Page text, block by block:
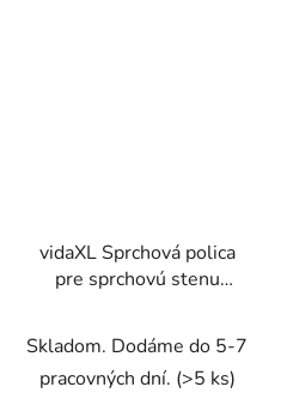
vidaXL Sprchová polica
pre sprchovú stenu
Skladom. Dodáme do 5-7
pracovných dní. (>5 ks)